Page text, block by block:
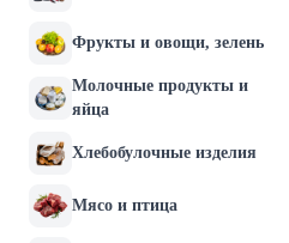
Фрукты и овощи, зелень
Молочные продукты и
яйца
Хлебобулочные изделия
Мясо и птица